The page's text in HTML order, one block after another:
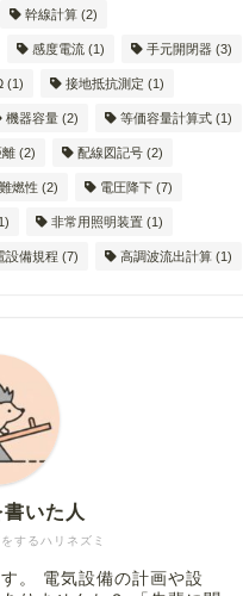
幹線計算 (2)
感度電流 (1) 手元開閉器 (3)
(1) 接地抵抗測定 (1)
機器容量 (2) 等価容量計算式 (1)
離 (2) 配線図記号 (2)
難燃性 (2) 電圧降下 (7)
非常用照明装置 (1)
設備規程 (7) 高調波流出計算 (1)
するハリネズミ
いた人
。 電気設備の計画や設